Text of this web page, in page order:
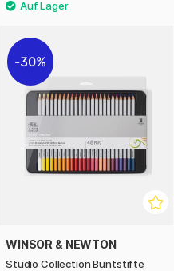
30%
WINSOR & NEWTON
Studio Collection Buntstifte